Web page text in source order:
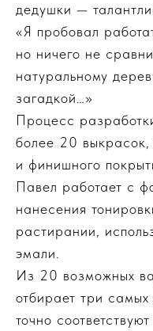
дедушки —
«Я пробовал
но ничего не
натуральному
загадкой…»
Процесс
более 20 выкрасок,
и финишного
Павел работает с
нанесения
растирании,
эмали.
Из 20 возможных
отбирает три
точно